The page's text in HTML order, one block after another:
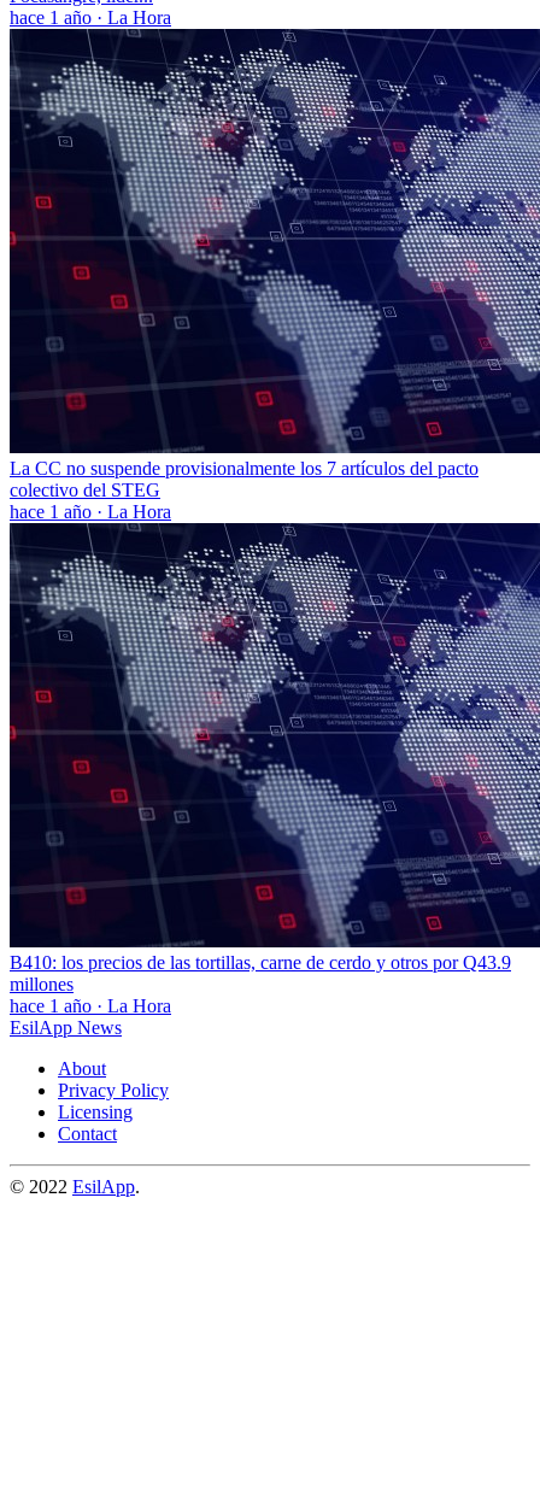
hace 1 año · La Hora
La CC no suspende provisionalmente los 7 artículos del pacto
colectivo del STEG
hace 1 año · La Hora
B410: los precios de las tortillas, carne de cerdo y otros por Q43.9
millones
hace 1 año · La Hora
EsilApp News
About
Privacy Policy
Licensing
Contact
© 2022 EsilApp.